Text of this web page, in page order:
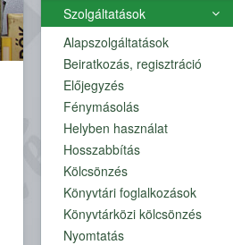
Névadónk
HELYTÖRTÉNET
HELYISMERETI
TEVÉKENYSÉGÜNK
KÖNYVTÁRUNK
ÉPÜLETE
IDŐSZALAG
ARCKÉPCSARNOK
KURIÓZUMOK
FORRÁSOK
MULTIMÉDIA
Szolgáltatások
Alapszolgáltatások
Beiratkozás, regisztráció
Előjegyzés
Fénymásolás
Helyben használat
Hosszabbítás
Kölcsönzés
Könyvtári foglalkozások
Könyvtárközi kölcsönzés
Nyomtatás